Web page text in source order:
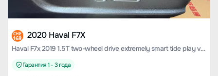
CHE
168 2020 Haval F7X
Haval F7x 2019 1.5T two-wheel drive extremely smart tide play version
Гарантия 1 - 3 года